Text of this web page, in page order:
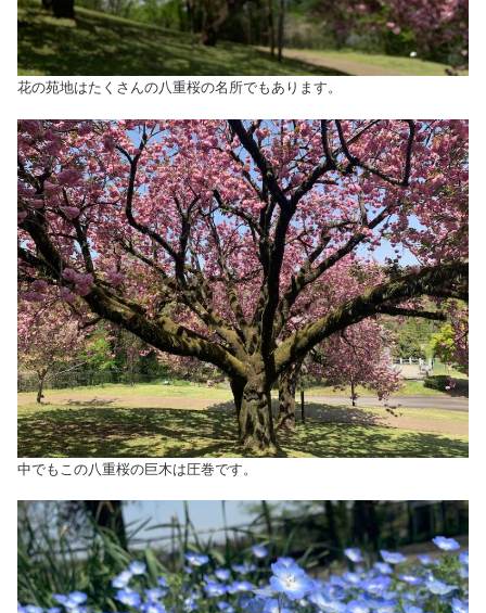
花の苑地はたくさんの八重桜の名所でもあります。
中でもこの八重桜の巨木は圧巻です。